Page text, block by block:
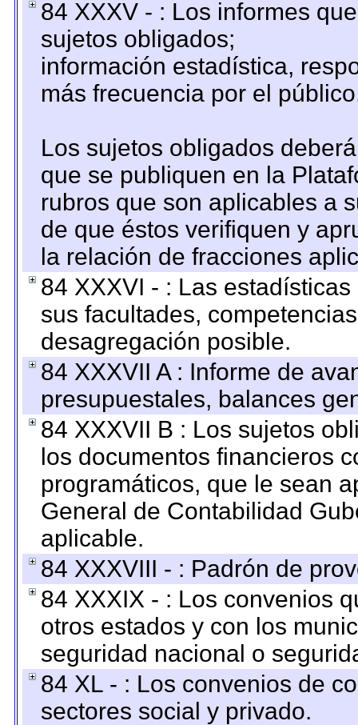
84 XXXV - : Los informes
sujetos obligados;
información estadística,
más frecuencia por el
Los sujetos obligados
que se publiquen en la
rubros que son aplicables a
de que éstos verifiquen y
la relación de fracciones
84 XXXVI - : Las
sus facultades,
desagregación posible.
84 XXXVII A : Informe de
presupuestales, balances
84 XXXVII B : Los sujetos
los documentos financieros
programáticos, que le sean
General de Contabilidad
aplicable.
84 XXXVIII - : Padrón de
84 XXXIX - : Los convenios
otros estados y con los
seguridad nacional o
84 XL - : Los convenios de
sectores social y privado.